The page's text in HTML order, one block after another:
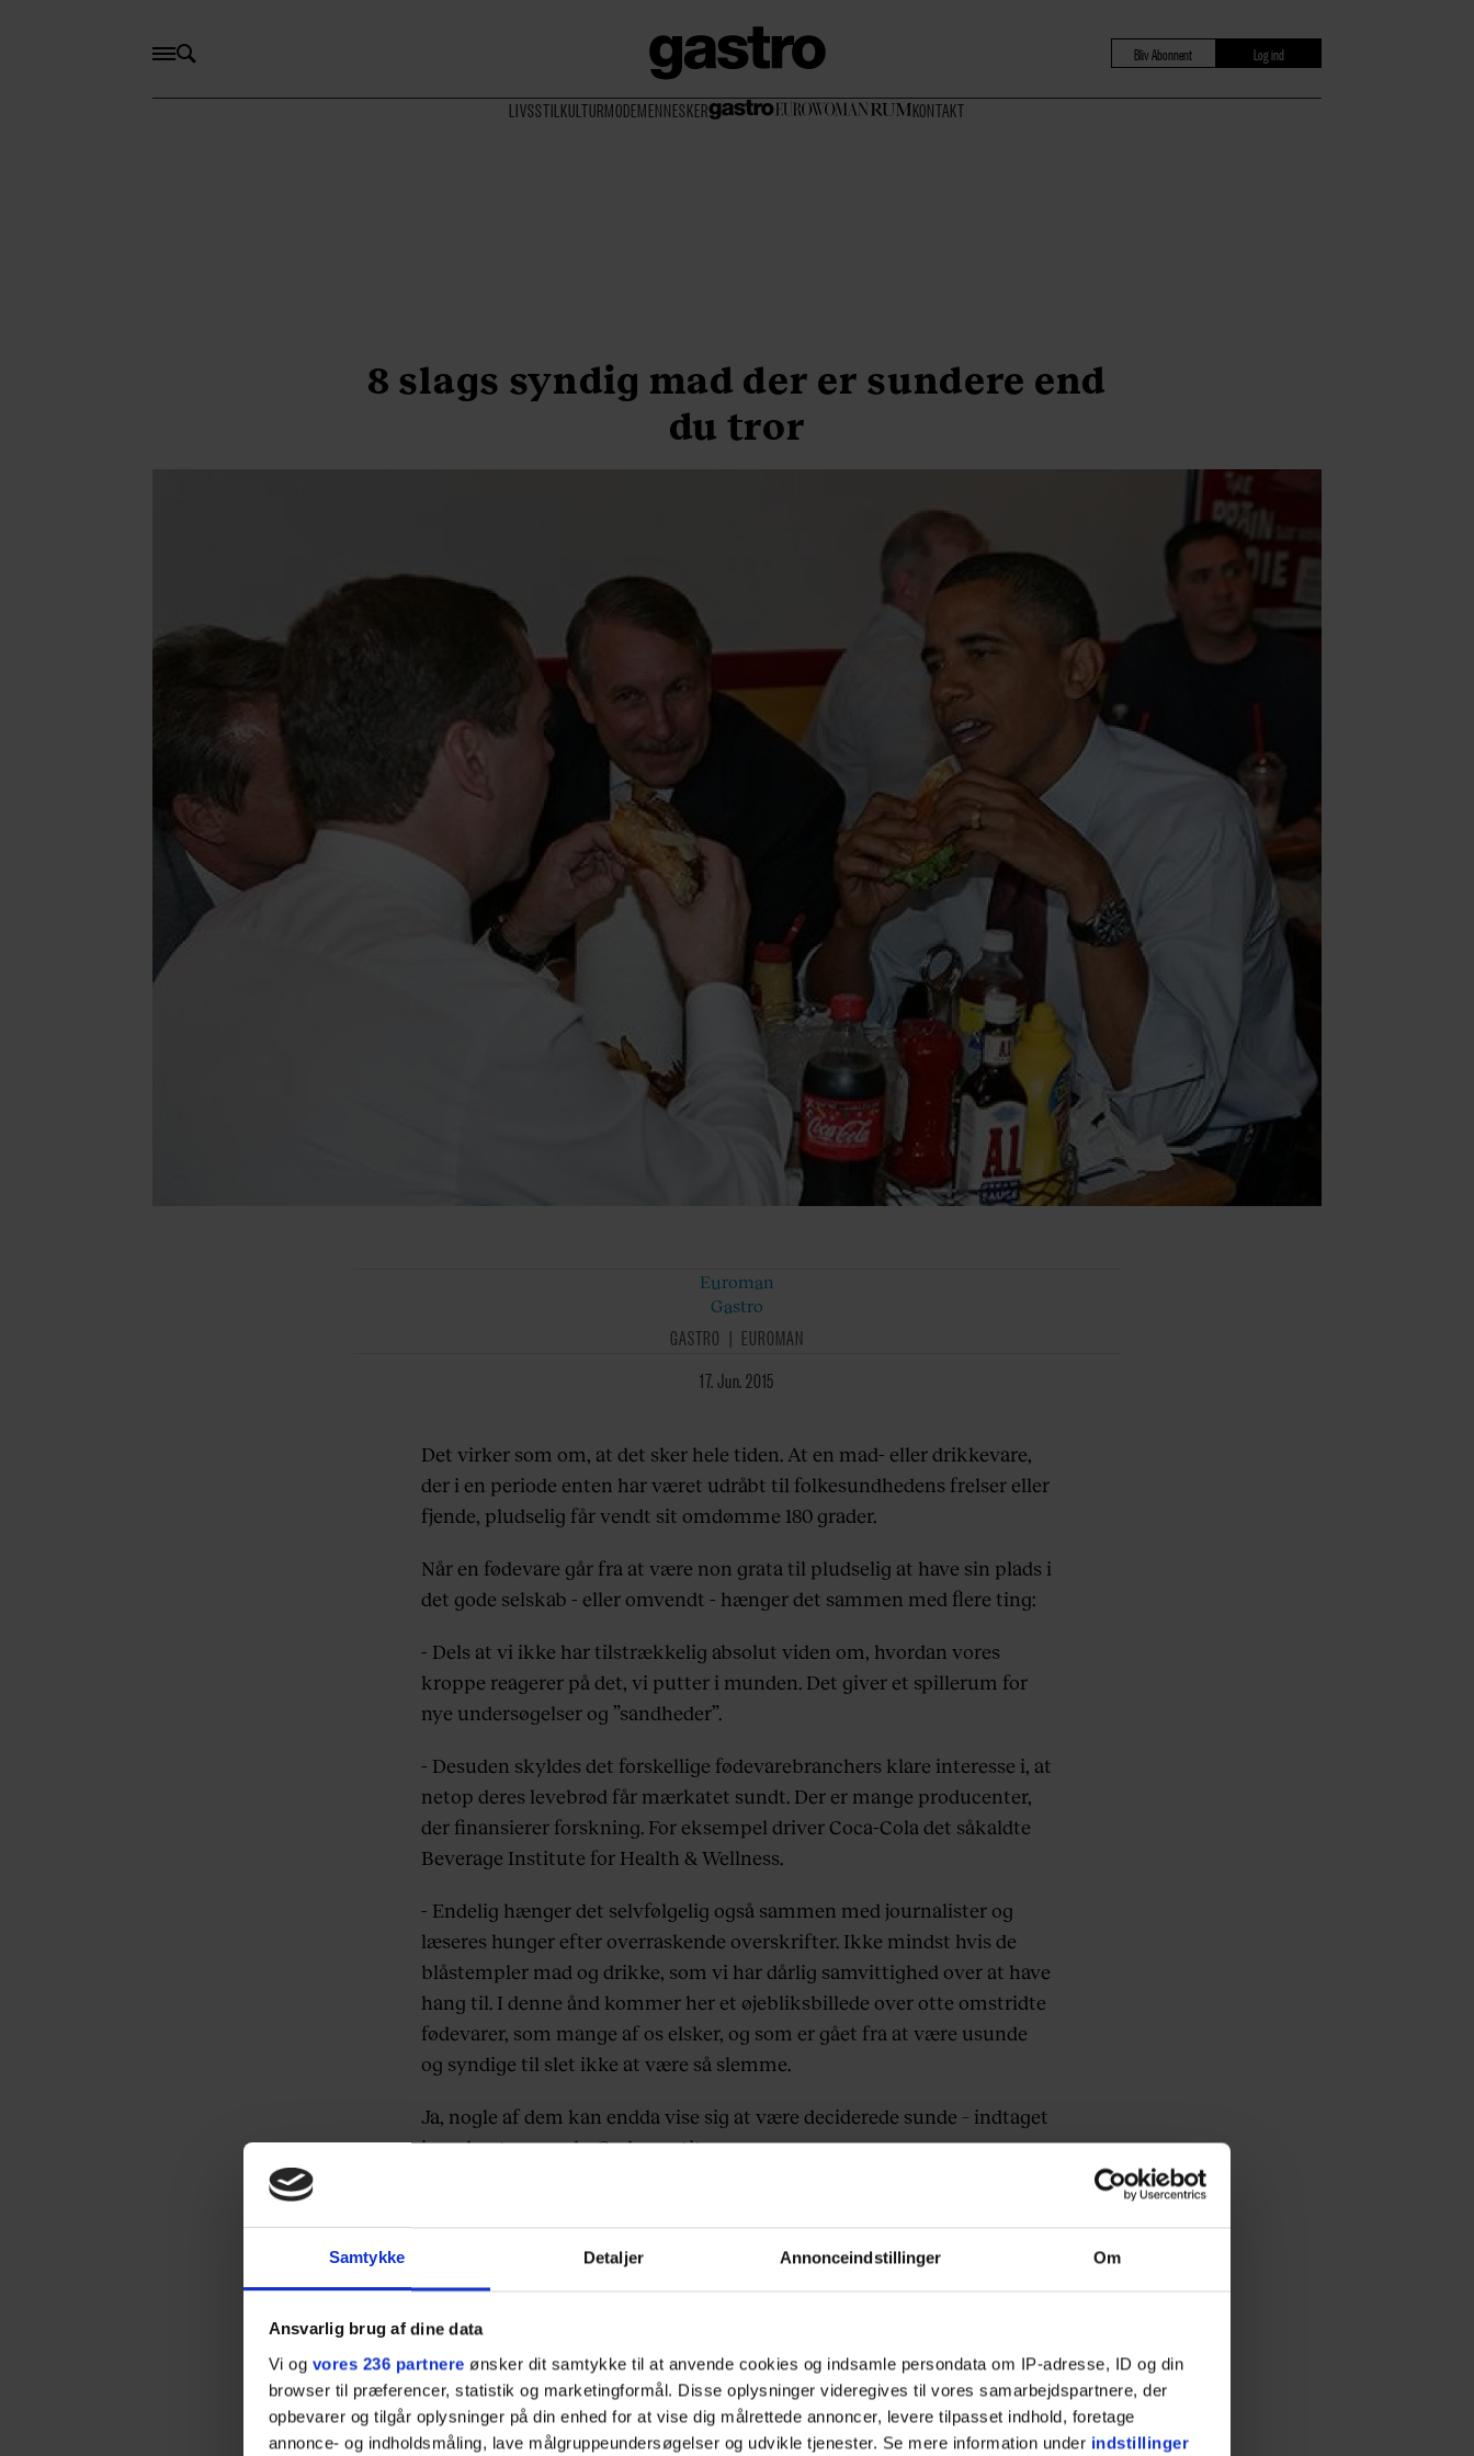
Samtykke Detaljer Annonceindstillinger Om
Ansvarlig brug af dine data
Vi og vores 236 partnere ønsker dit samtykke til at anvende cookies og indsamle persondata om IP-adresse, ID og din
browser til præferencer, statistik og marketingformål. Disse oplysninger videregives til vores samarbejdspartnere, der
opbevarer og tilgår oplysninger på din enhed for at vise dig målrettede annoncer, levere tilpasset indhold, foretage
annonce- og indholdsmåling, lave målgruppeundersøgelser og udvikle tjenester. Se mere information under indstillinger
LIVSSTIL KULTURMODEMENNESKER KONTAKT
Bliv Abonnent Log ind
8 slags syndig mad der er sundere end
du tror
Euroman
Gastro
GASTRO
EUROMAN
17. Jun. 2015
Det virker som om, at det sker hele tiden. At en mad- eller drikkevare,
der i en periode enten har været udråbt til folkesundhedens frelser eller
fjende, pludselig får vendt sit omdømme 180 grader.
Når en fødevare går fra at være non grata til pludselig at have sin plads i
det gode selskab - eller omvendt - hænger det sammen med flere ting:
- Dels at vi ikke har tilstrækkelig absolut viden om, hvordan vores
kroppe reagerer på det, vi putter i munden. Det giver et spillerum for
nye undersøgelser og ”sandheder”.
- Desuden skyldes det forskellige fødevarebranchers klare interesse i, at
netop deres levebrød får mærkatet sundt. Der er mange producenter,
der finansierer forskning. For eksempel driver Coca-Cola det såkaldte
Beverage Institute for Health & Wellness.
- Endelig hænger det selvfølgelig også sammen med journalister og
læseres hunger efter overraskende overskrifter. Ikke mindst hvis de
blåstempler mad og drikke, som vi har dårlig samvittighed over at have
hang til. I denne ånd kommer her et øjebliksbillede over otte omstridte
fødevarer, som mange af os elsker, og som er gået fra at være usunde
og syndige til slet ikke at være så slemme.
Ja, nogle af dem kan endda vise sig at være deciderede sunde – indtaget
i moderat mængde. God appetit.